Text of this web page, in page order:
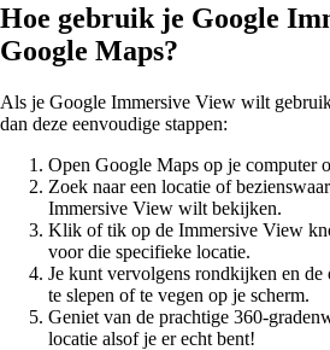
Hoe gebruik je Google
Google Maps?
Als je Google Immersive View wilt
dan deze eenvoudige stappen:
Open Google Maps op je computer
Zoek naar een locatie of
Immersive View wilt bekijken.
Klik of tik op de Immersive View
voor die specifieke locatie.
Je kunt vervolgens rondkijken en
te slepen of te vegen op je scherm.
Geniet van de prachtige 360-
locatie alsof je er echt bent!